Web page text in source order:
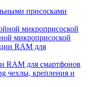
присосками
микроприсоской
RAM для смартфонов